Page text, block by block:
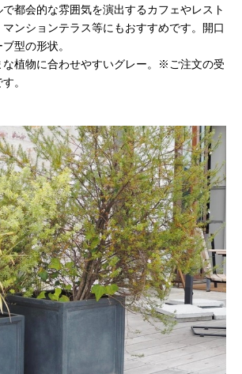
都会的な雰囲気を演出するカフェやレスト
ンションテラス等にもおすすめです。開口
型の形状。
な植物に合わせやすいグレー。※ご注文の受
。